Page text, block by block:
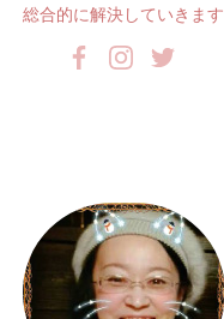
総合的に解決していきます